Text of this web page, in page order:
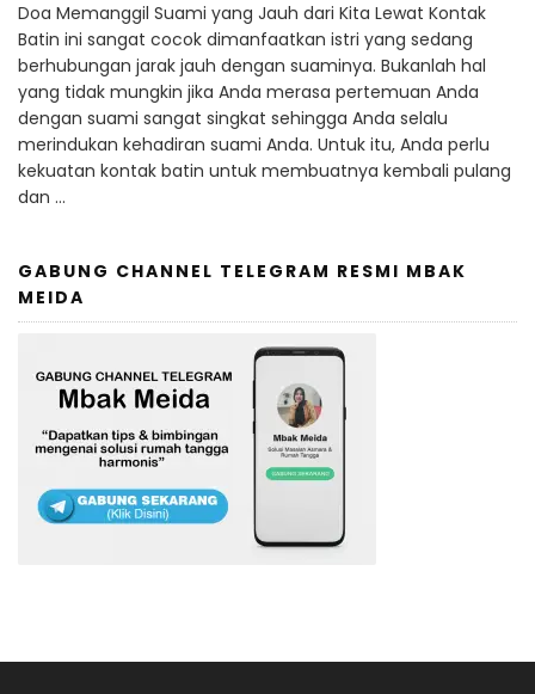
Doa Memanggil Suami yang Jauh dari Kita Lewat Kontak
Batin ini sangat cocok dimanfaatkan istri yang sedang
berhubungan jarak jauh dengan suaminya. Bukanlah hal
yang tidak mungkin jika Anda merasa pertemuan Anda
dengan suami sangat singkat sehingga Anda selalu
merindukan kehadiran suami Anda. Untuk itu, Anda perlu
kekuatan kontak batin untuk membuatnya kembali pulang
dan …
GABUNG CHANNEL TELEGRAM RESMI MBAK
MEIDA